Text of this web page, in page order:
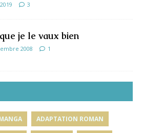
3
je le vaux bien
2008 1
ADAPTATION ROMAN